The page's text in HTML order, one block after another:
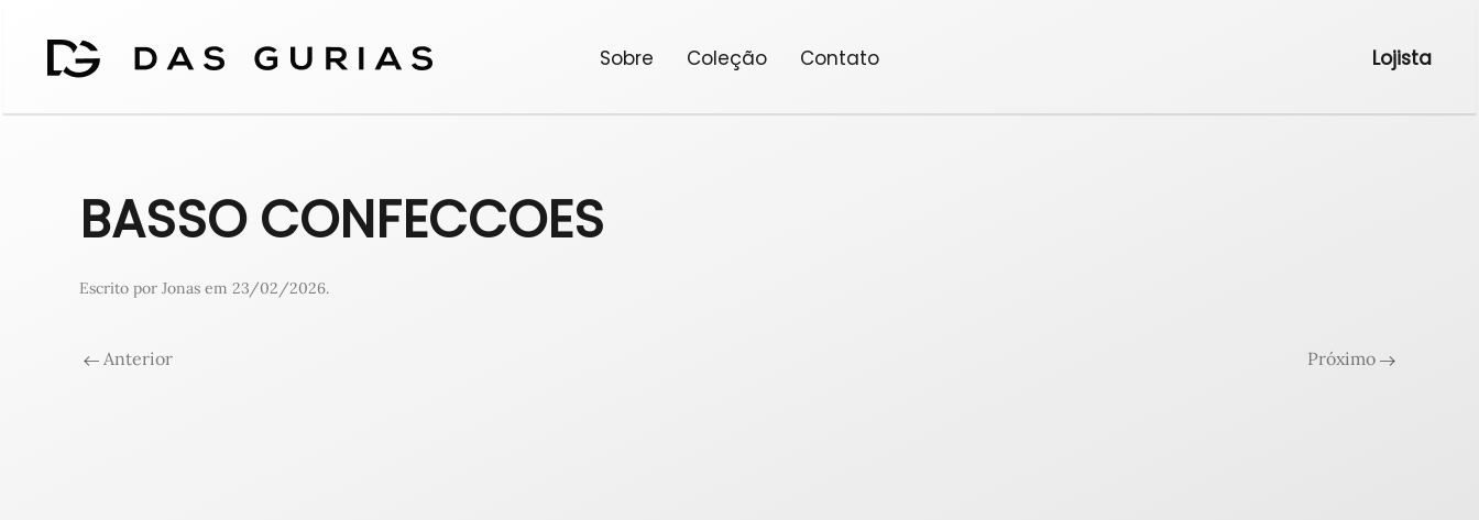
Sobre Coleção Contato Lojista
BASSO CONFECCOES
Escrito por Jonas em 23/02/2026.
Anterior Próximo